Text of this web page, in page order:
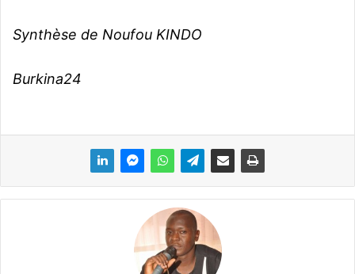
Synthèse de Noufou KINDO
Burkina24